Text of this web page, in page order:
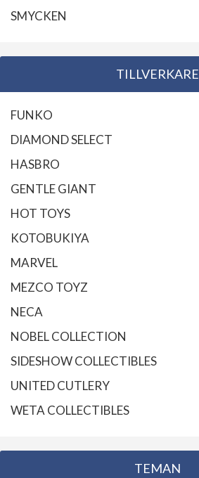
SMYCKEN
TILLVERKARE
FUNKO
DIAMOND SELECT
HASBRO
GENTLE GIANT
HOT TOYS
KOTOBUKIYA
MARVEL
MEZCO TOYZ
NECA
NOBEL COLLECTION
SIDESHOW COLLECTIBLES
UNITED CUTLERY
WETA COLLECTIBLES
TEMAN